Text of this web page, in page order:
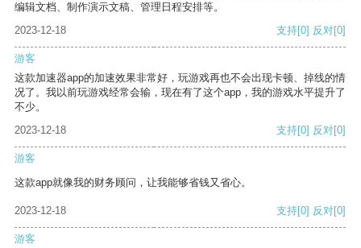
编辑文档、制作演示文稿、管理日程安排等。
2023-12-18
支持[0] 反对[0]
游客
这款加速器app的加速效果非常好，玩游戏再也不会出现卡顿、掉线的情
况了。我以前玩游戏经常会输，现在有了这个app，我的游戏水平提升了
不少。
2023-12-18
支持[0] 反对[0]
游客
这款app就像我的财务顾问，让我能够省钱又省心。
2023-12-18 支持[0] 反对[0]
游客